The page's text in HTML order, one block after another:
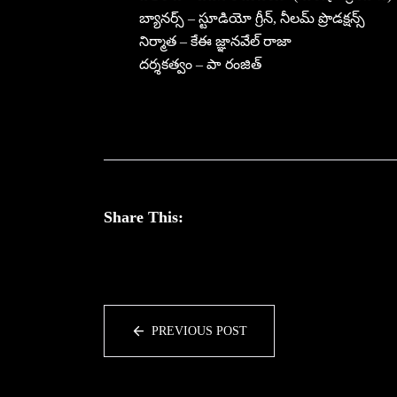
బ్యానర్స్ – స్టూడియో గ్రీన్, నీలమ్ ప్రొడక్షన్స్
నిర్మాత – కేఈ జ్ఞానవేల్ రాజా
దర్శకత్వం – పా రంజిత్
Share This:
PREVIOUS POST